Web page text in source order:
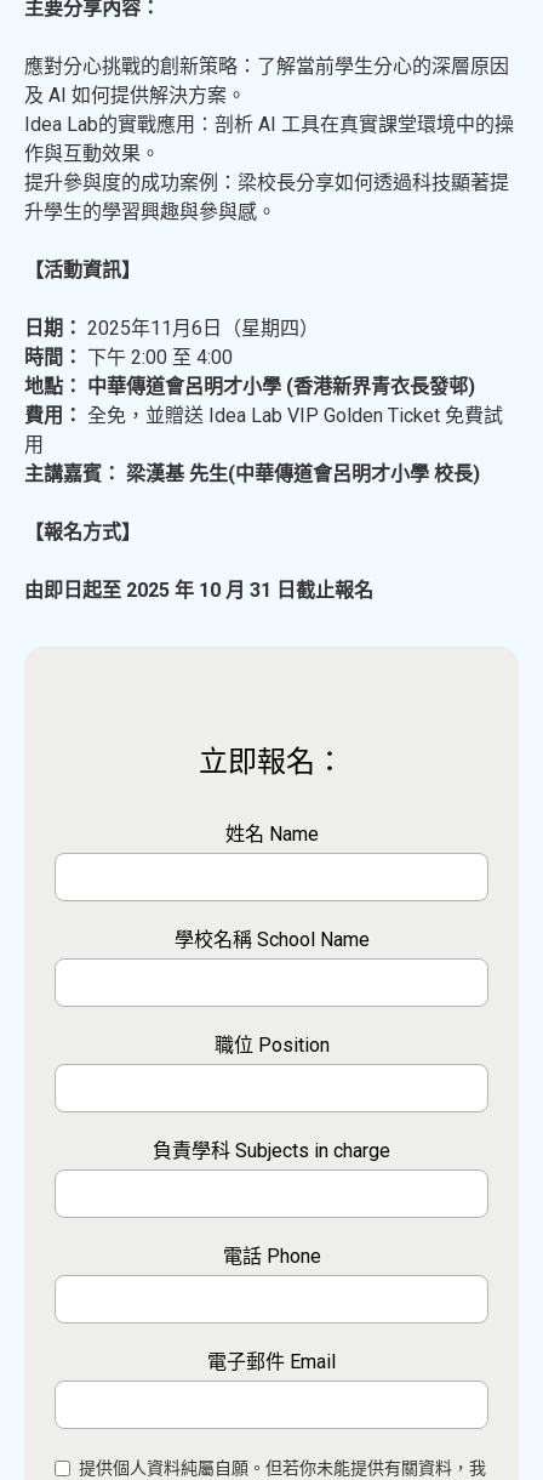
主要分享內容：
應對分心挑戰的創新策略：了解當前學生分心的深層原因
及 AI 如何提供解決方案。
Idea Lab的實戰應用：剖析 AI 工具在真實課堂環境中的操
作與互動效果。
提升參與度的成功案例：梁校長分享如何透過科技顯著提
升學生的學習興趣與參與感。
【活動資訊】
日期： 2025年11月6日（星期四）
時間： 下午 2:00 至 4:00
地點： 中華傳道會呂明才小學 (香港新界青衣長發邨)
費用： 全免，並贈送 Idea Lab VIP Golden Ticket 免費試
用
主講嘉賓： 梁漢基 先生(中華傳道會呂明才小學 校長)
【報名方式】
由即日起至 2025 年 10 月 31 日截止報名
立即報名：
姓名 Name
學校名稱 School Name
職位 Position
負責學科 Subjects in charge
電話 Phone
電子郵件 Email
提供個人資料純屬自願。但若你未能提供有關資料，我